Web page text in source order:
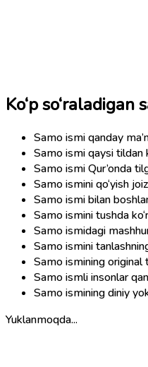
Ko‘p so‘raladigan
Samo ismi qanday
Samo ismi qaysi tildan
Samo ismi Qur’onda
Samo ismini qo‘yish
Samo ismi bilan
Samo ismini tushda
Samo ismidagi
Samo ismini
Samo ismining original
Samo ismli insonlar
Samo ismining diniy
Yuklanmoqda...